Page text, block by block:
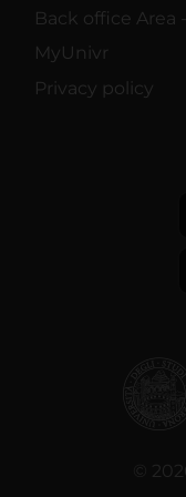
Back office Area
MyUnivr
Privacy policy
©